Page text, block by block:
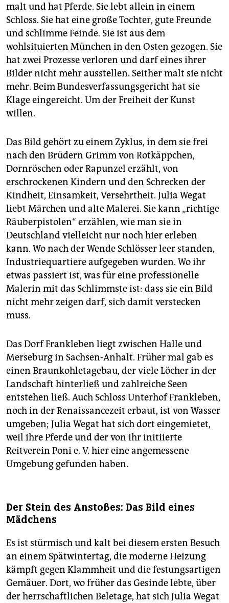
abo
genossenschaft
epaper login
malt und hat Pferde. Sie lebt allein in einem
Schloss. Sie hat eine große Tochter, gute Freunde
und schlimme Feinde. Sie ist aus dem
wohlsituierten München in den Osten gezogen. Sie
hat zwei Prozesse verloren und darf eines ihrer
Bilder nicht mehr ausstellen. Seither malt sie nicht
mehr. Beim Bundesverfassungsgericht hat sie
Klage eingereicht. Um der Freiheit der Kunst
willen.
Das Bild gehört zu einem Zyklus, in dem sie frei
nach den Brüdern Grimm von Rotkäppchen,
Dornröschen oder Rapunzel erzählt, von
erschrockenen Kindern und den Schrecken der
Kindheit, Einsamkeit, Versehrtheit. Julia Wegat
liebt Märchen und alte Malerei. Sie kann „richtige
Räuberpistolen“ erzählen, wie man sie in
Deutschland vielleicht nur noch hier erleben
kann. Wo nach der Wende Schlösser leer standen,
Industriequartiere aufgegeben wurden. Wo ihr
etwas passiert ist, was für eine professionelle
Malerin mit das Schlimmste ist: dass sie ein Bild
nicht mehr zeigen darf, sich damit verstecken
muss.
Das Dorf Frankleben liegt zwischen Halle und
Merseburg in Sachsen-Anhalt. Früher mal gab es
einen Braunkohletagebau, der viele Löcher in der
Landschaft hinterließ und zahlreiche Seen
entstehen ließ. Auch Schloss Unterhof Frankleben,
noch in der Renaissancezeit erbaut, ist von Wasser
umgeben; Julia Wegat hat sich dort eingemietet,
weil ihre Pferde und der von ihr initiierte
Reitverein Poni e. V. hier eine angemessene
Umgebung gefunden haben.
Der Stein des Anstoßes: Das Bild eines
Mädchens
Es ist stürmisch und kalt bei diesem ersten Besuch
an einem Spätwintertag, die moderne Heizung
kämpft gegen Klammheit und die festungsartigen
Gemäuer. Dort, wo früher das Gesinde lebte, über
der herrschaftlichen Beletage, hat sich Julia Wegat